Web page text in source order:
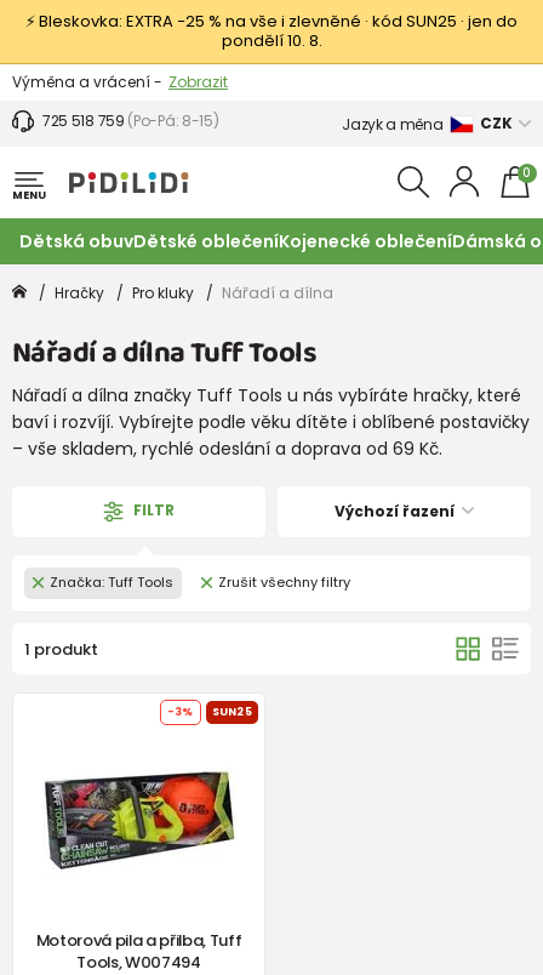
⚡ Bleskovka: EXTRA −25 % na vše i zlevněné · kód SUN25 · jen do
pondělí 10. 8.
Výměna a vrácení - Zobrazit
Sleva 100 Kč na první nákup -
725 518 759 (Po-Pá: 8-15) Jazyk a měna CZK
MENU
0
Dětská obuvDětské oblečeníKojenecké oblečeníDámská
Hračky Pro kluky Nářadí a dílna
Nářadí a dílna Tuff Tools
Nářadí a dílna značky Tuff Tools u nás vybíráte hračky, které
baví i rozvíjí. Vybírejte podle věku dítěte i oblíbené postavičky
– vše skladem, rychlé odeslání a doprava od 69 Kč.
FILTR Výchozí řazení
Značka: Tuff Tools Zrušit všechny filtry
1 produkt
-3% SUN25
Motorová pila a přilba, Tuff
Tools, W007494